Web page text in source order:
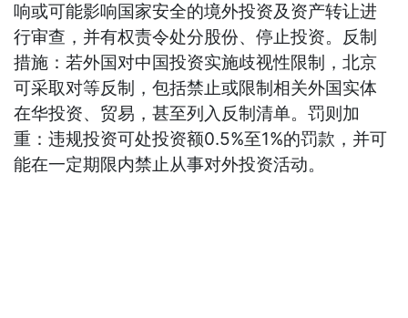
响或可能影响国家安全的境外投资及资产转让进
行审查，并有权责令处分股份、停止投资。反制
措施：若外国对中国投资实施歧视性限制，北京
可采取对等反制，包括禁止或限制相关外国实体
在华投资、贸易，甚至列入反制清单。罚则加
重：违规投资可处投资额0.5%至1%的罚款，并可
能在一定期限内禁止从事对外投资活动。